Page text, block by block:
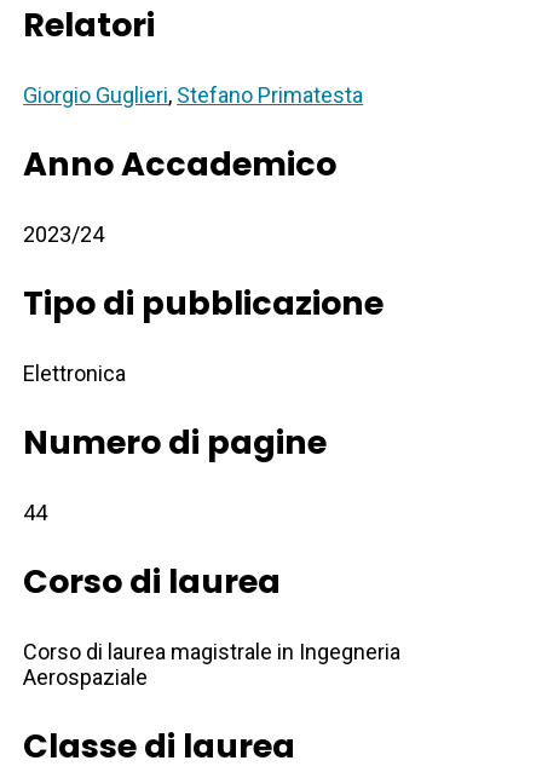
Relatori
Giorgio Guglieri, Stefano Primatesta
Anno Accademico
2023/24
Tipo di pubblicazione
Elettronica
Numero di pagine
44
Corso di laurea
Corso di laurea magistrale in Ingegneria
Aerospaziale
Classe di laurea